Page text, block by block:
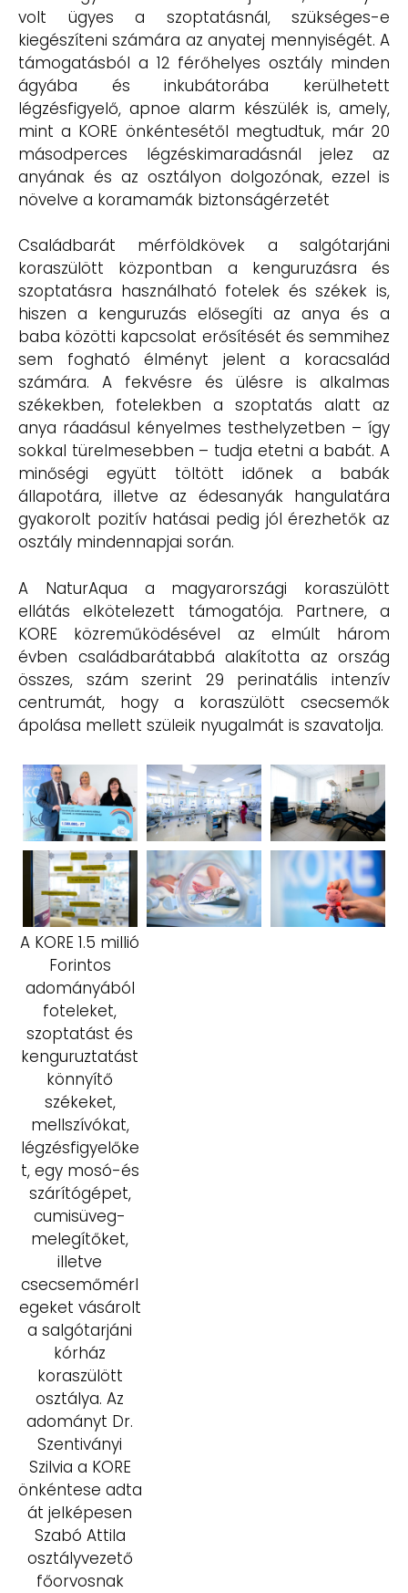
volt ügyes a szoptatásnál, szükséges-e
kiegészíteni számára az anyatej mennyiségét. A
támogatásból a 12 férőhelyes osztály minden
ágyába és inkubátorába kerülhetett
légzésfigyelő, apnoe alarm készülék is, amely,
mint a KORE önkéntesétől megtudtuk, már 20
másodperces légzéskimaradásnál jelez az
anyának és az osztályon dolgozónak, ezzel is
növelve a koramamák biztonságérzetét
Családbarát mérföldkövek a salgótarjáni
koraszülött központban a kenguruzásra és
szoptatásra használható fotelek és székek is,
hiszen a kenguruzás elősegíti az anya és a
baba közötti kapcsolat erősítését és semmihez
sem fogható élményt jelent a koracsalád
számára. A fekvésre és ülésre is alkalmas
székekben, fotelekben a szoptatás alatt az
anya ráadásul kényelmes testhelyzetben – így
sokkal türelmesebben – tudja etetni a babát. A
minőségi együtt töltött időnek a babák
állapotára, illetve az édesanyák hangulatára
gyakorolt pozitív hatásai pedig jól érezhetők az
osztály mindennapjai során.
A NaturAqua a magyarországi koraszülött
ellátás elkötelezett támogatója. Partnere, a
KORE közreműködésével az elmúlt három
évben családbarátabbá alakította az ország
összes, szám szerint 29 perinatális intenzív
centrumát, hogy a koraszülött csecsemők
ápolása mellett szüleik nyugalmát is szavatolja.
A KORE 1.5 millió
Forintos
adományából
foteleket,
szoptatást és
kenguruztatást
könnyítő
székeket,
mellszívókat,
légzésfigyelőke
t, egy mosó-és
szárítógépet,
cumisüveg-
melegítőket,
illetve
csecsemőmérl
egeket vásárolt
a salgótarjáni
kórház
koraszülött
osztálya. Az
adományt Dr.
Szentiványi
Szilvia a KORE
önkéntese adta
át jelképesen
Szabó Attila
osztályvezető
főorvosnak